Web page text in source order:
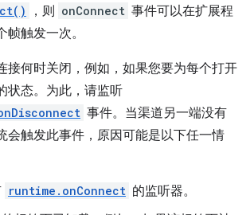
，则 onConnect 事件可以在扩展程
触发一次。
接何时关闭，例如，如果您要为每个打开
状态。为此，请监听
事件。当渠道另一端没有
会触发此事件，原因可能是以下任一情
runtime.onConnect 的监听器。